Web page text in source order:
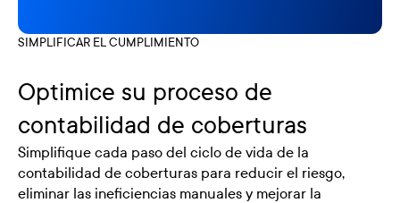
SIMPLIFICAR EL CUMPLIMIENTO
Optimice su proceso de
contabilidad de coberturas
Simplifique cada paso del ciclo de vida de la
contabilidad de coberturas para reducir el riesgo,
eliminar las ineficiencias manuales y mejorar la